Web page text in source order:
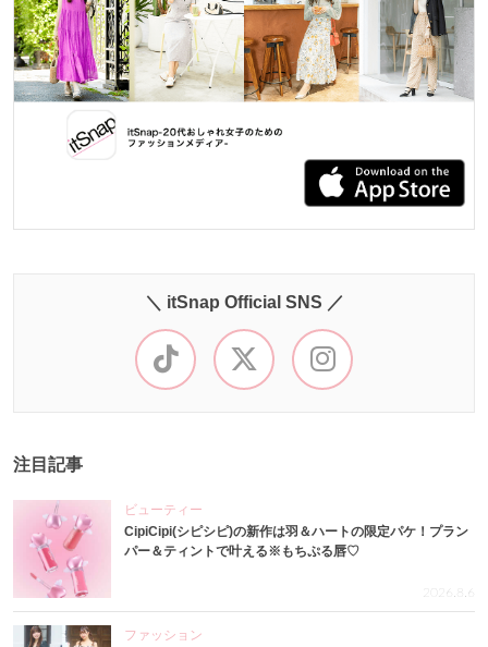
＼ itSnap Official SNS ／
注目記事
ビューティー
CipiCipi(シピシピ)の新作は羽＆ハートの限定パケ！プラン
パー＆ティントで叶える※もちぷる唇♡
2026.8.6
ファッション